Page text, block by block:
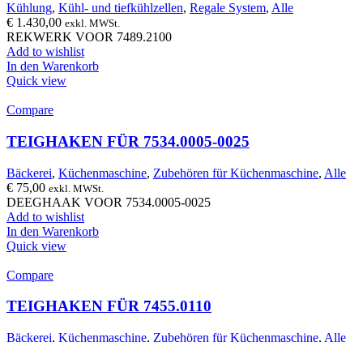
Kühlung, Kühl- und tiefkühlzellen, Regale System, Alle
€ 1.430,00 exkl. MWSt.
REKWERK VOOR 7489.2100
Add to wishlist
In den Warenkorb
Quick view
Compare
TEIGHAKEN FÜR 7534.0005-0025
Bäckerei, Küchenmaschine, Zubehören für Küchenmaschine, Alle
€ 75,00 exkl. MWSt.
DEEGHAAK VOOR 7534.0005-0025
Add to wishlist
In den Warenkorb
Quick view
Compare
TEIGHAKEN FÜR 7455.0110
Bäckerei, Küchenmaschine, Zubehören für Küchenmaschine, Alle